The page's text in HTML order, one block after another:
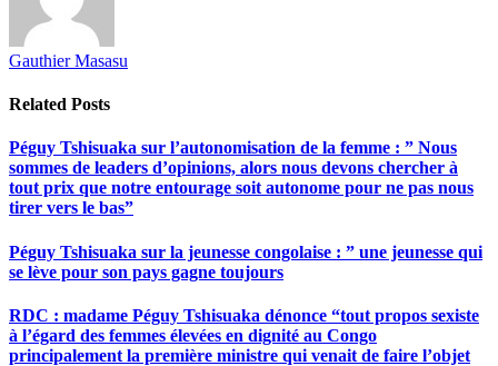
Gauthier Masasu
Related Posts
Péguy Tshisuaka sur l’autonomisation de la femme : ” Nous
sommes de leaders d’opinions, alors nous devons chercher à
tout prix que notre entourage soit autonome pour ne pas nous
tirer vers le bas”
Péguy Tshisuaka sur la jeunesse congolaise : ” une jeunesse qui
se lève pour son pays gagne toujours
RDC : madame Péguy Tshisuaka dénonce “tout propos sexiste
à l’égard des femmes élevées en dignité au Congo
principalement la première ministre qui venait de faire l’objet